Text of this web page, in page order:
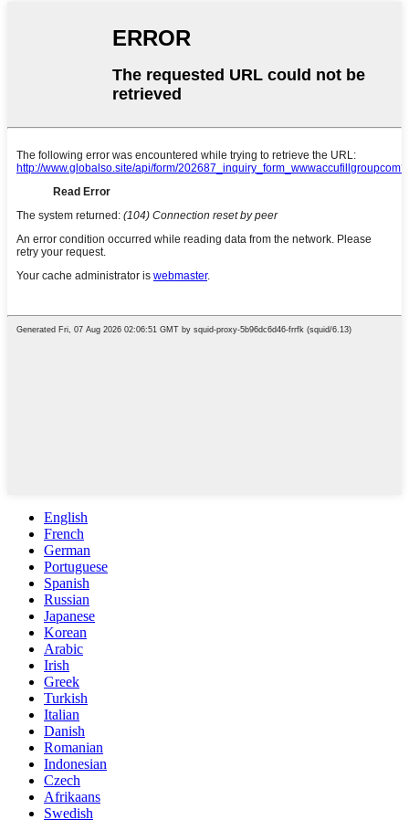
English
French
German
Portuguese
Spanish
Russian
Japanese
Korean
Arabic
Irish
Greek
Turkish
Italian
Danish
Romanian
Indonesian
Czech
Afrikaans
Swedish